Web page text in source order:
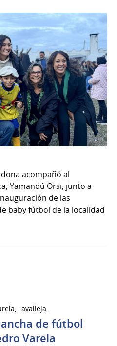
acompañó al
Yamandú Orsi, junto a
de las
baby fútbol de la localidad
Lavalleja.
de fútbol
Varela